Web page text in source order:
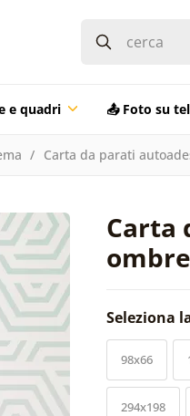
e quadri 📤 Foto su
Carta da parati
Carta
Seleziona
98x66
294x198